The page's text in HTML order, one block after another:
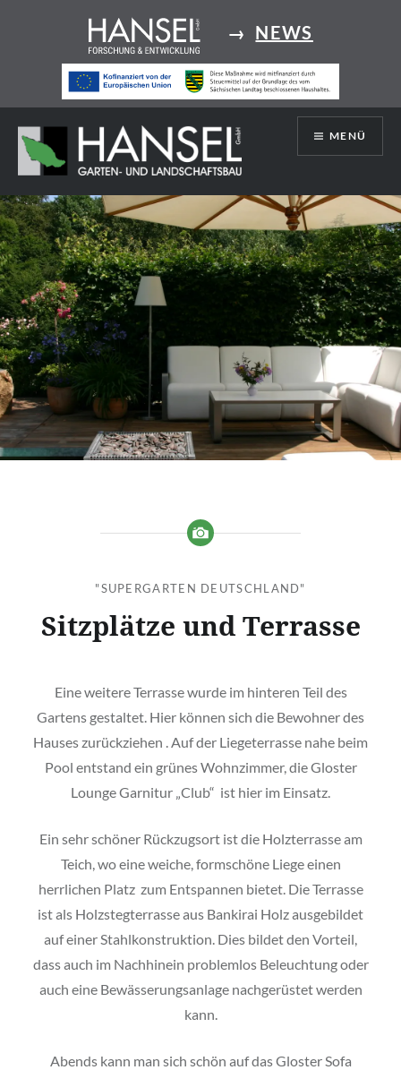
→ NEWS
Hansel
MENÜ
"SUPERGARTEN DEUTSCHLAND"
Sitzplätze und Terrasse
Eine weitere Terrasse wurde im hinteren Teil des
Gartens gestaltet. Hier können sich die Bewohner des
Hauses zurückziehen . Auf der Liegeterrasse nahe beim
Pool entstand ein grünes Wohnzimmer, die Gloster
Lounge Garnitur „Club“ ist hier im Einsatz.
Ein sehr schöner Rückzugsort ist die Holzterrasse am
Teich, wo eine weiche, formschöne Liege einen
herrlichen Platz zum Entspannen bietet. Die Terrasse
ist als Holzstegterrasse aus Bankirai Holz ausgebildet
auf einer Stahlkonstruktion. Dies bildet den Vorteil,
dass auch im Nachhinein problemlos Beleuchtung oder
auch eine Bewässerungsanlage nachgerüstet werden
kann.
Abends kann man sich schön auf das Gloster Sofa